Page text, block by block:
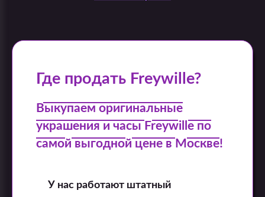
Где продать Freywille?
Выкупаем оригинальные
украшения и часы Freywille по
самой выгодной цене в Москве!
У нас работают штатный